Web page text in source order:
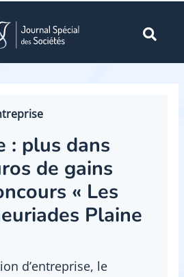
: plus dans
de gains
« Les
Plaine
d’entreprise, le